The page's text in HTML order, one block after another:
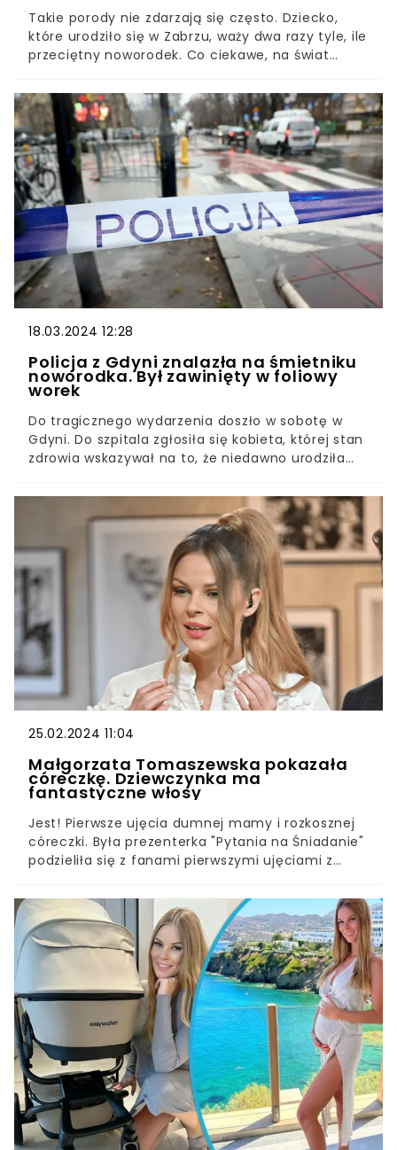
Takie porody nie zdarzają się często. Dziecko,
które urodziło się w Zabrzu, waży dwa razy tyle, ile
przeciętny noworodek. Co ciekawe, na świat
bez komplikacji. O tym niecodziennym zdarzeniu
poinformował w internecie sam szpital. To
największe dziecko, które, przyszło tu na świat.
Mała rekordzistka i jej mama czują się dobrze i
prawdopodobnie dziś wyjdą do domu.
18.03.2024 12:28
Policja z Gdyni znalazła na śmietniku
noworodka. Był zawinięty w foliowy
worek
Do tragicznego wydarzenia doszło w sobotę w
Gdyni. Do szpitala zgłosiła się kobieta, której stan
zdrowia wskazywał na to, że niedawno urodziła
funkcjonariuszom miejsce, w którym porzuciła
zwłoki noworodka. W związku z tą sprawą
zatrzymano 3 osoby.
25.02.2024 11:04
Małgorzata Tomaszewska pokazała
córeczkę. Dziewczynka ma
fantastyczne włosy
Jest! Pierwsze ujęcia dumnej mamy i rozkosznej
córeczki. Była prezenterka "Pytania na Śniadanie"
podzieliła się z fanami pierwszymi ujęciami z
rodziła. Fani zachwycili się włoskami maluszka.
Taka grzywa zdarza się rzadko.